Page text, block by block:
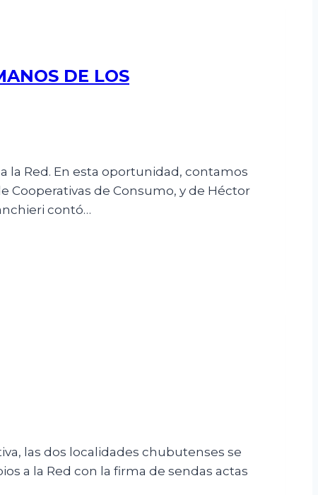
DE LOS
la Red. En esta oportunidad, contamos
Cooperativas de Consumo, y de Héctor
contó…
las dos localidades chubutenses se
a la Red con la firma de sendas actas